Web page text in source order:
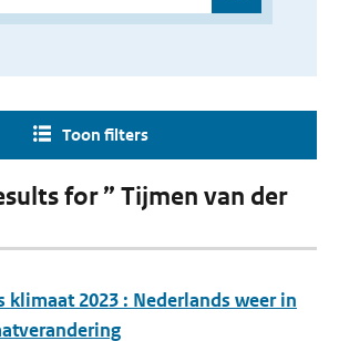
Toon filters
for ” Tijmen van der
klimaat 2023 : Nederlands weer in